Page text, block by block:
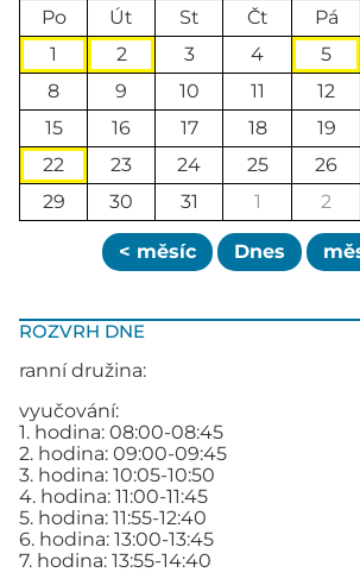
Po
Út St Čt Pá
1
2 3 4 5
8
9 10 11 12
15
16 17 18 19
22
23 24 25 26
29
30 31 1 2
< měsíc Dnes
ROZVRH DNE
ranní družina:
vyučování:
1. hodina: 08:00-08:45
2. hodina: 09:00-09:45
3. hodina: 10:05-10:50
4. hodina: 11:00-11:45
5. hodina: 11:55-12:40
6. hodina: 13:00-13:45
7. hodina: 13:55-14:40